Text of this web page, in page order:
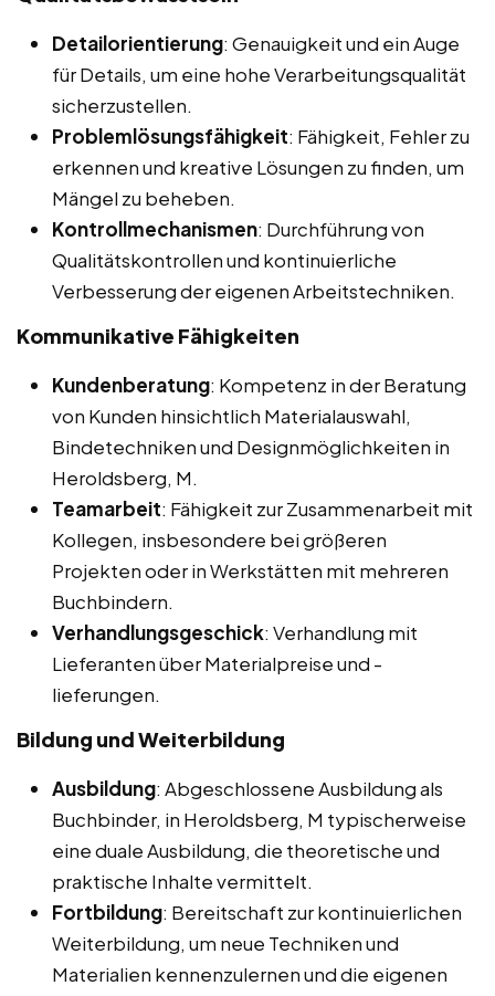
Detailorientierung: Genauigkeit und ein Auge
für Details, um eine hohe Verarbeitungsqualität
sicherzustellen.
Problemlösungsfähigkeit: Fähigkeit, Fehler zu
erkennen und kreative Lösungen zu finden, um
Mängel zu beheben.
Kontrollmechanismen: Durchführung von
Qualitätskontrollen und kontinuierliche
Verbesserung der eigenen Arbeitstechniken.
Kommunikative Fähigkeiten
Kundenberatung: Kompetenz in der Beratung
von Kunden hinsichtlich Materialauswahl,
Bindetechniken und Designmöglichkeiten in
Heroldsberg, M.
Teamarbeit: Fähigkeit zur Zusammenarbeit mit
Kollegen, insbesondere bei größeren
Projekten oder in Werkstätten mit mehreren
Buchbindern.
Verhandlungsgeschick: Verhandlung mit
Lieferanten über Materialpreise und -
lieferungen.
Bildung und Weiterbildung
Ausbildung: Abgeschlossene Ausbildung als
Buchbinder, in Heroldsberg, M typischerweise
eine duale Ausbildung, die theoretische und
praktische Inhalte vermittelt.
Fortbildung: Bereitschaft zur kontinuierlichen
Weiterbildung, um neue Techniken und
Materialien kennenzulernen und die eigenen